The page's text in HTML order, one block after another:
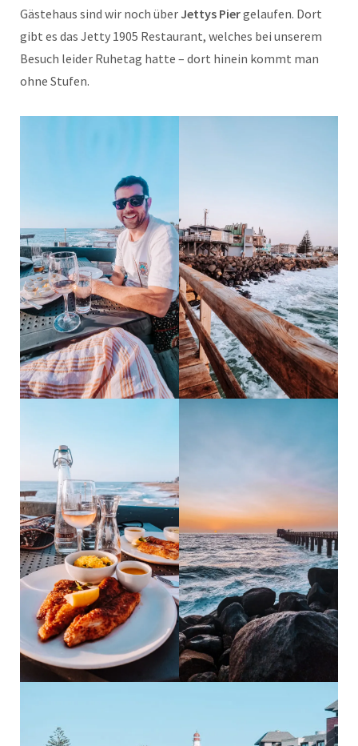
Gästehaus sind wir noch überJettys Piergelaufen. Dort
gibt es das Jetty 1905 Restaurant, welches bei unserem
Besuch leider Ruhetag hatte – dort hinein kommt man
ohne Stufen.